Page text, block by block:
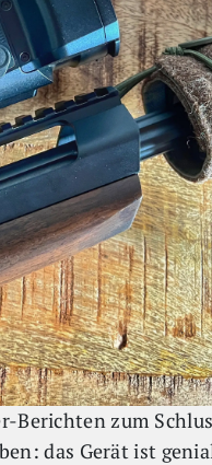
Berichten zum
das Gerät ist